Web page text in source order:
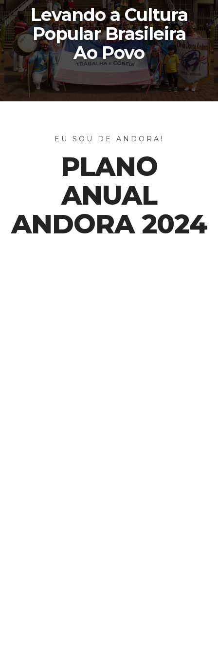
Levando a Cultura
Popular Brasileira
Ao Povo
EU SOU DE ANDORA!
PLANO
ANUAL
ANDORA 2024